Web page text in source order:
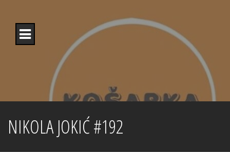
content
NIKOLA JOKIĆ #192